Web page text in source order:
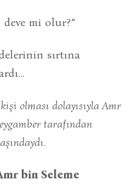
mi olur?”
sırtına
olması dolayısıyla Amr
tarafından
bin Seleme